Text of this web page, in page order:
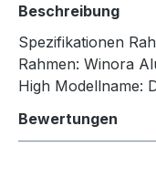
Beschreibung
Spezifikationen
Rahmen: Winora
High Modellname:
Bewertungen